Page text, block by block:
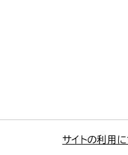
サイトの利用